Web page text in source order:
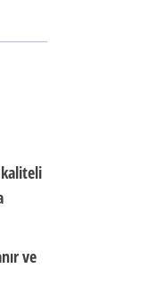
kaliteli
ve